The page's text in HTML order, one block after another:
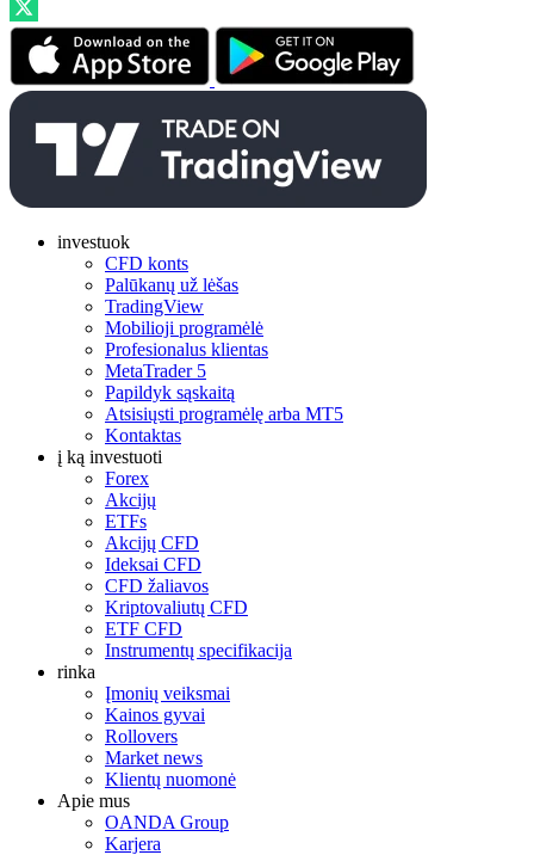
investuok
CFD konts
Palūkanų už lėšas
TradingView
Mobilioji programėlė
Profesionalus klientas
MetaTrader 5
Papildyk sąskaitą
Atsisiųsti programėlę arba MT5
Kontaktas
į ką investuoti
Forex
Akcijų
ETFs
Akcijų CFD
Ideksai CFD
CFD žaliavos
Kriptovaliutų CFD
ETF CFD
Instrumentų specifikacija
rinka
Įmonių veiksmai
Kainos gyvai
Rollovers
Market news
Klientų nuomonė
Apie mus
OANDA Group
Karjera